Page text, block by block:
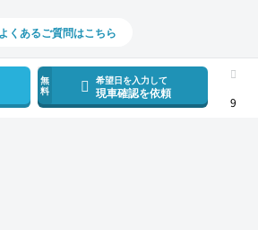
無
料
希望日を入力して
現車確認を依頼
9
よくあるご質問はこちら